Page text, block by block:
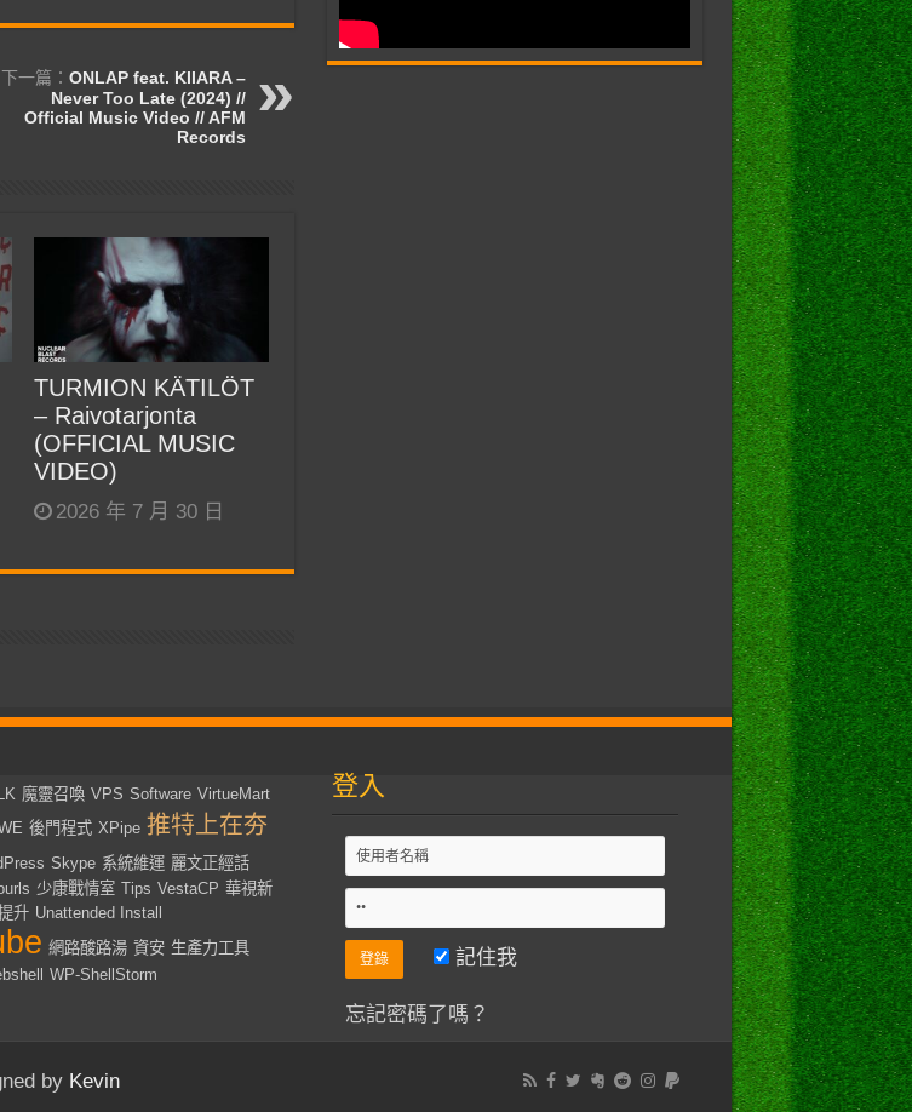
下一篇： ONLAP feat. KIIARA –
Never Too Late (2024) //
Official Music Video // AFM
Records
TURMION KÄTILÖT
– Raivotarjonta
(OFFICIAL MUSIC
VIDEO)
2026 年 7 月 30 日
魔靈召喚 VPS Software VirtueMart
後門程式 XPipe 推特上在夯
Skype 系統維運 麗文正經話
少康戰情室 Tips VestaCP 華視新
升 Unattended Install
網路酸路湯 資安 生產力工具
WP-ShellStorm
登入
記住我
忘記密碼了嗎？
by Kevin